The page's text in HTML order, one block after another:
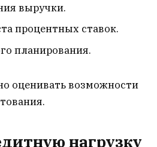
выручки.
процентных ставок.
планирования.
оценивать возможности
нагрузку